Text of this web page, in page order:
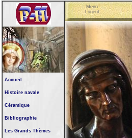
Accueil
Histoire navale
Céramique
Bibliographie
Les Grands Thèmes
Menu
Lorient